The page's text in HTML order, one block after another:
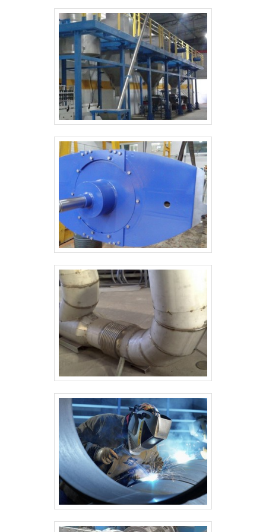
qualidade o que fecha todo o ciclo de entrega com
excelência para seus parceiros. Atendimento
personalizado voltado para a necessidade de cada
cliente; Efetivo composto por profissionais
qualificados (SENAI); Equipe preocupada em
solucionar com segurança.Não obstante, quando
falamos em serviço de reforma de cilindros
hidráulicos, deve-se descartar empresas que não
tenham produtos e serviços com garantia de alto
nível e personificação de qualidade, pontos
importantes que ficam de fora no planejamento de
empresas que visam apenas o lucro, deixando a
desejar nos outros fatores.É por esta razão que a
SMI Eletromecânica é altamente qualificada quando
falamos de empresas do segmento de montagem e
manutenção mecânica. O foco é oferecer o que há
de melhor para fidelizar nossos clientes.qUALIDADE
COMPROVADA NO SEGMENTONa SMI
Eletromecânica é possível encontrar o que há de
melhor em montagem e manutenção mecânica. É
sempre a opção mais confiável, disponibilizando
itens como montagem de tubulação e manutenção
preditiva de bombas de engrenagem com garantia
de alto nível e assertividade.A empresa conta com
um time de profissionais qualificados para o serviço,
se ajustam a sua necessidade. A SMI
Eletromecânica é uma empresa que tem se
destacado da concorrência pela idoneidade em
tudo que faz, onde garante a melhor experiência
para parceiros novos e antigos.